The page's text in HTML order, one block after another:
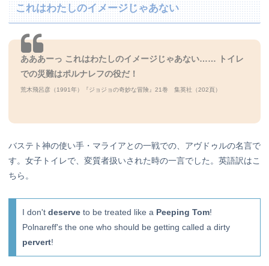
これはわたしのイメージじゃあない
あああーっ これはわたしのイメージじゃあない…… トイレ
での災難はポルナレフの役だ！
荒木飛呂彦（1991年）『ジョジョの奇妙な冒険』21巻 集英社（202頁）
バステト神の使い手・マライアとの一戦での、アヴドゥルの名言で
す。女子トイレで、変質者扱いされた時の一言でした。英語訳はこ
ちら。
I don't deserve to be treated like a Peeping Tom!
Polnareff's the one who should be getting called a dirty
pervert!